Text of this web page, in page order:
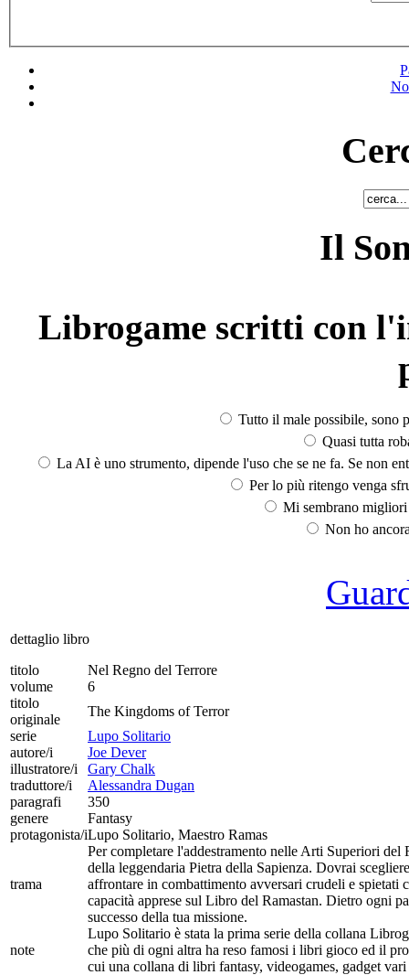
Il
Librogame scritti con
Tutto il male possibile, sono
Quasi tutta
La AI è uno strumento, dipende l'uso che se ne fa. Se non
Per lo più ritengo venga
Mi sembrano
Non ho
dettaglio libro
titolo
Nel Regno del Terrore
volume
6
titolo
originale
The Kingdoms of Terror
serie
Lupo Solitario
autore/i
Joe Dever
illustratore/i
Gary Chalk
traduttore/i
Alessandra Dugan
paragrafi
350
genere
Fantasy
protagonista/iLupo Solitario, Maestro Ramas
trama
Per completare l'addestramento nelle Arti Superiori
della leggendaria Pietra della Sapienza. Dovrai
affrontare in combattimento avversari crudeli e spietati
capacità apprese sul Libro del Ramastan. Dietro ogni
successo della tua missione.
note
Lupo Solitario è stata la prima serie della collana
che più di ogni altra ha reso famosi i libri gioco ed il
cui una collana di libri fantasy, videogames, gadget